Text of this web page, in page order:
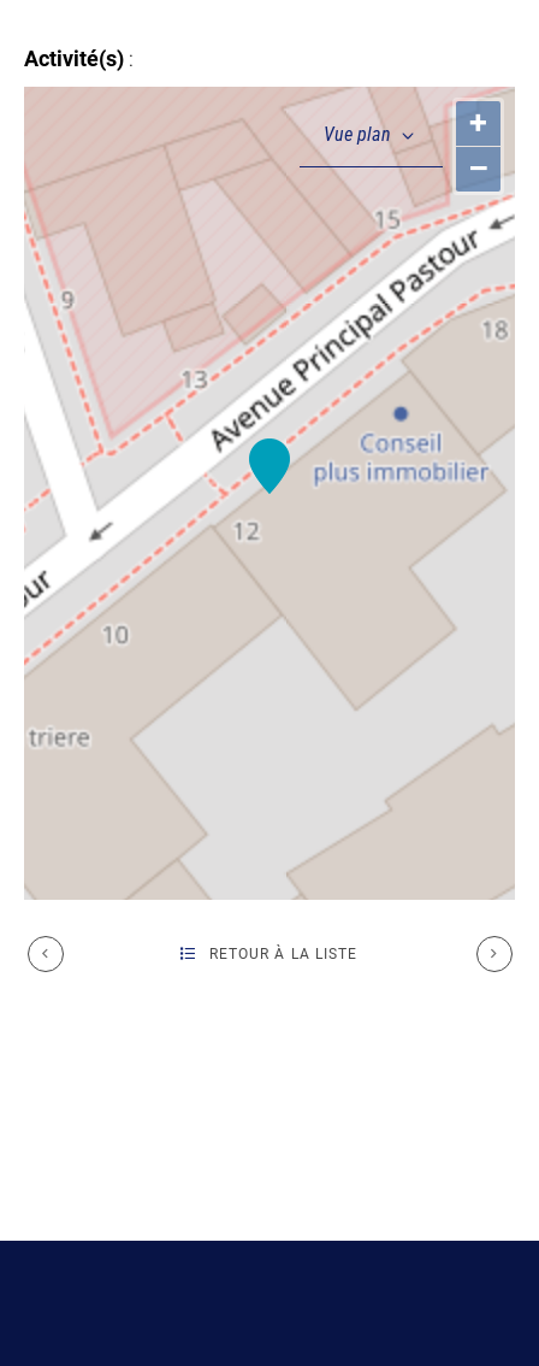
Activité(s) :
+
–
RETOUR À LA LISTE